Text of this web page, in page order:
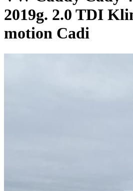
2019g. 2.0 TDI
motion Cadi